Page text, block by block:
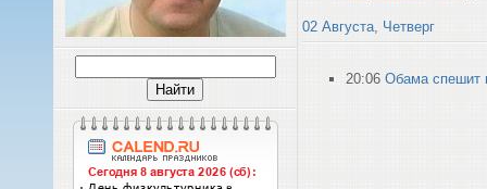
02 Августа, Четверг
20:06 Обама спешит